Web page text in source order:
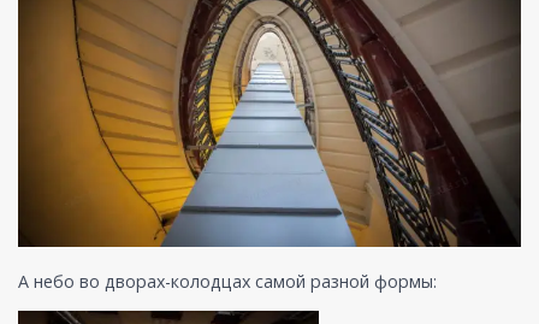
А небо во дворах-колодцах самой разной формы: